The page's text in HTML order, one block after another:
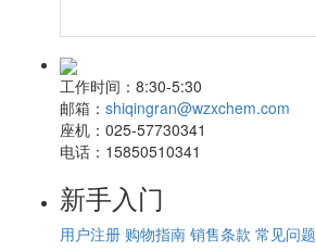
工作时间： 8:30-5:30
邮箱： shiqingran@wzxchem.com
座机： 025-57730341
电话： 15850510341
新手入门
用户注册 购物指南 销售条款 常见问题